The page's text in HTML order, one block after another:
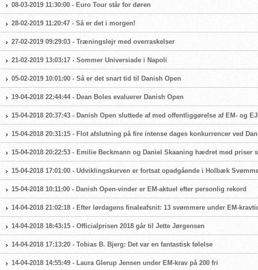
08-03-2019 11:30:00 - Euro Tour står for døren
28-02-2019 11:20:47 - Så er det i morgen!
27-02-2019 09:29:03 - Træningslejr med overraskelser
21-02-2019 13:03:17 - Sommer Universiade i Napoli
05-02-2019 10:01:00 - Så er det snart tid til Danish Open
19-04-2018 22:44:44 - Dean Boles evaluerer Danish Open
15-04-2018 20:37:43 - Danish Open sluttede af med offentliggørelse af EM- og
15-04-2018 20:31:15 - Flot afslutning på fire intense dages konkurrencer ved
15-04-2018 20:22:53 - Emilie Beckmann og Daniel Skaaning hædret med priser
15-04-2018 17:01:00 - Udviklingskurven er fortsat opadgående i Holbæk
15-04-2018 10:11:00 - Danish Open-vinder er EM-aktuel efter personlig rekord
14-04-2018 21:02:18 - Efter lørdagens finaleafsnit: 13 svømmere under EM-
14-04-2018 18:43:15 - Officialprisen 2018 går til Jette Jørgensen
14-04-2018 17:13:20 - Tobias B. Bjerg: Det var en fantastisk følelse
14-04-2018 14:55:49 - Laura Glerup Jensen under EM-krav på 200 fri